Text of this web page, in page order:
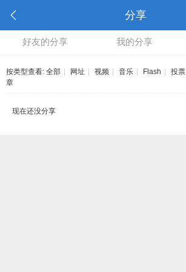
分享
好友的分享 我的分享
按类型查看: 全部 网址 视频 音乐 Flash 投票
章
现在还没分享